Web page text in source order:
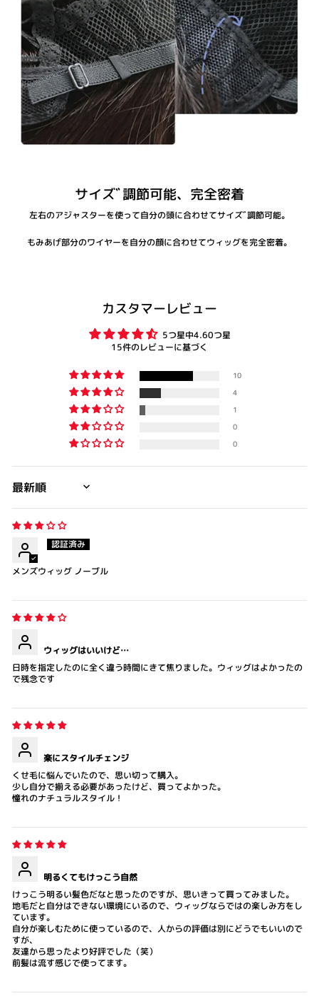
サイズﾞ調節可能、完全密着
左右のアジャスターを使って自分の頭に合わせてサイズﾞ調節可能。
もみあげ部分のワイヤーを自分の顔に合わせてウィッグを完全密着。
カスタマーレビュー
5つ星中4.60つ星
15件のレビューに基づく
10
4
1
0
0
SORT BY
メンズウィッグ ノーブル
ウィッグはいいけど…
日時を指定したのに全く違う時間にきて焦りました。ウィッグはよかったの
で残念です
楽にスタイルチェンジ
くせ毛に悩んでいたので、思い切って購入。
少し自分で揃える必要があったけど、買ってよかった。
憧れのナチュラルスタイル！
明るくてもけっこう自然
けっこう明るい髪色だなと思ったのですが、思いきって買ってみました。
地毛だと自分はできない環境にいるので、ウィッグならではの楽しみ方をし
ています。
自分が楽しむために使っているので、人からの評価は別にどうでもいいので
すが、
友達から思ったより好評でした（笑）
前髪は流す感じで使ってます。